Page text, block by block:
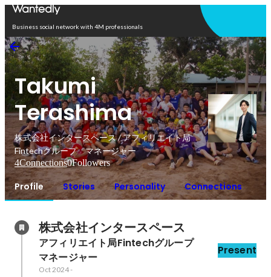
Business social network with 4M professionals
Takumi
Terashima
株式会社インタースペース / アフィリエイト局
Fintechグループ マネージャー
4Connections0Followers
Profile Stories Personality Connections
株式会社インタースペース
アフィリエイト局Fintechグループ
マネージャー
Present
Oct 2024-